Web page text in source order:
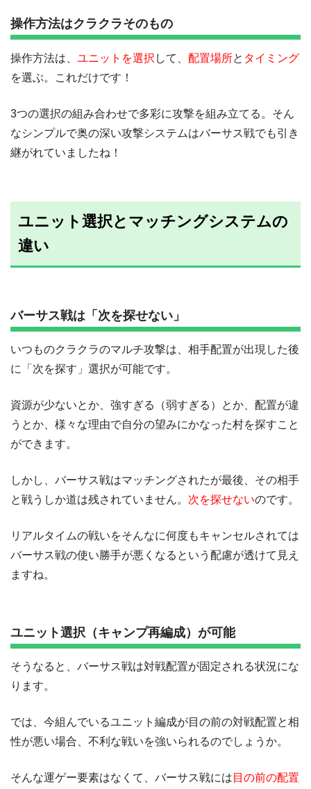
操作方法はクラクラそのもの
操作方法は、 ユニットを選択 して、 配置場所と タイミング
を選ぶ。これだけです！
3つの選択の組み合わせで多彩に攻撃を組み立てる。そん
なシンプルで奥の深い攻撃システムはバーサス戦でも引き
継がれていましたね！
ユニット選択とマッチングシステムの
違い
バーサス戦は「次を探せない」
いつものクラクラのマルチ攻撃は、相手配置が出現した後
に「次を探す」選択が可能です。
資源が少ないとか、強すぎる（弱すぎる）とか、配置が違
うとか、様々な理由で自分の望みにかなった村を探すこと
ができます。
しかし、バーサス戦はマッチングされたが最後、その相手
と戦うしか道は残されていません。 次を探せないのです。
リアルタイムの戦いをそんなに何度もキャンセルされては
バーサス戦の使い勝手が悪くなるという配慮が透けて見え
ますね。
ユニット選択（キャンプ再編成）が可能
そうなると、バーサス戦は対戦配置が固定される状況にな
ります。
では、今組んでいるユニット編成が目の前の対戦配置と相
性が悪い場合、不利な戦いを強いられるのでしょうか。
そんな運ゲー要素はなくて、バーサス戦には 目の前の配置